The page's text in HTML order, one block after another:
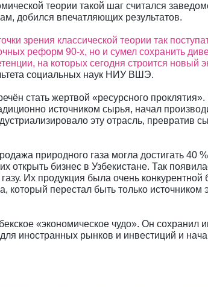
теории такой шаг считался
добился впечатляющих результатов.
зрения классической теории так
реформ 90-х, но и сумел сохранить
на которых сегодня строится новый
социальных наук НИУ ВШЭ.
стать жертвой «ресурсного
источником сырья, начал
эту отрасль,
природного газа могла достигать 40
бизнес в Узбекистане. Так
Их продукция была очень
перестал быть только источником
«экономическое чудо». Он сохранил
иностранных рынков и инвестиций и